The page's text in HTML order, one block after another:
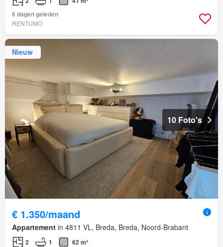
6 dagen geleden
RENTUMO
Nieuw
10 Foto's
€ 1.350/maand
Appartement in 4811 VL, Breda, Breda, Noord-Brabant
2 1
62 m²